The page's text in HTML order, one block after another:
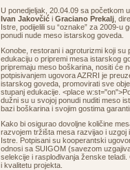
U ponedjeljak, 20.04.09 sa početkom
Ivan Jakovčić i Graciano Prekalj ,
Istre, podijelili su “oznake” za 2009-u
ponudi nude meso istarskog goveda.
Konobe, restorani i agroturizmi koji
edukaciju o pripremi mesa istarskog
pripremaju meso boškarina, nositi će
potpisivanjem ugovora AZRRI je
istarskog goveda, promovirati sve
stupanj edukacije. <place
dužni su u svojoj ponudi nuditi meso
bazi boškarina i svojim gostima
Kako bi osigurao dovoljne količine
razvojem tržišta mesa razvijao i
Istre. Potpisani su kooperantski
odnosi sa SUIGOM (savezom
selekcije i rasplođivanja ženske
i kvalitetu projekta.